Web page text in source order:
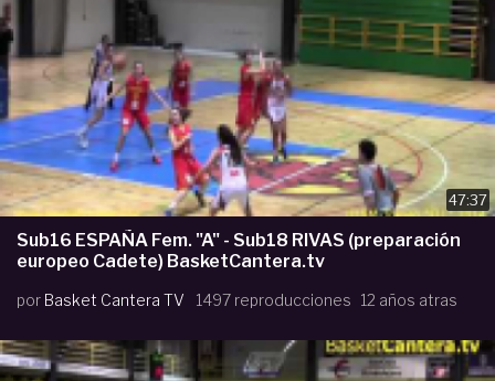
47:37
Sub16 ESPAÑA Fem. "A" - Sub18 RIVAS (preparación
europeo Cadete) BasketCantera.tv
por Basket Cantera TV 1497 reproducciones 12 años atras